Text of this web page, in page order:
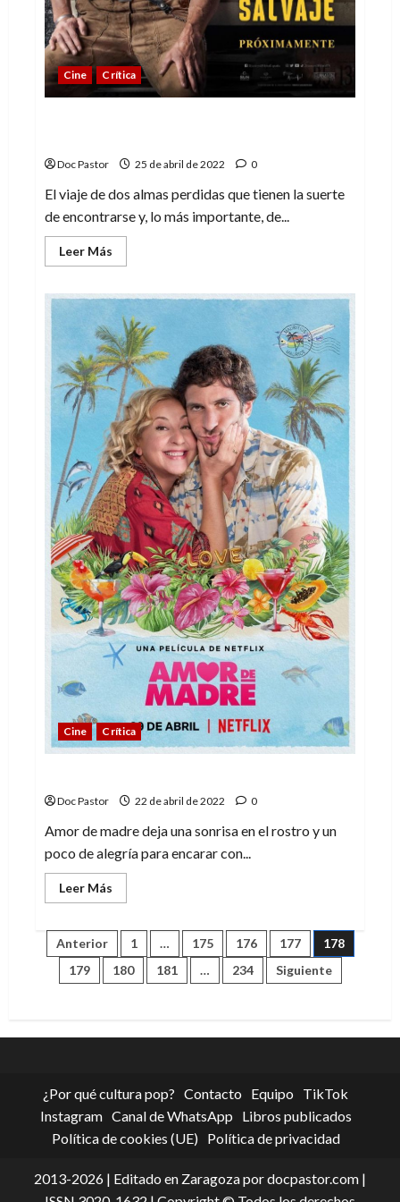
Cine Crítica
Doc Pastor 25 de abril de 2022 0
El viaje de dos almas perdidas que tienen la suerte
de encontrarse y, lo más importante, de...
Leer Más
más
Dog.
Un
viaje
salvaje
(de
dos
almas
perdidas)
Cine Crítica
Doc Pastor 22 de abril de 2022 0
Amor de madre deja una sonrisa en el rostro y un
poco de alegría para encarar con...
Leer Más
más
Amor
madre,
divertida
pero
Paginación
de
Anterior 1 … 175 176 177
178
179
180 181 … 234 Siguiente
¿Por qué cultura pop? Contacto Equipo
TikTok
Instagram Canal de WhatsApp
Libros publicados
Política de cookies (UE)
Política de privacidad
2013-2026 | Editado en Zaragoza por docpastor.com |